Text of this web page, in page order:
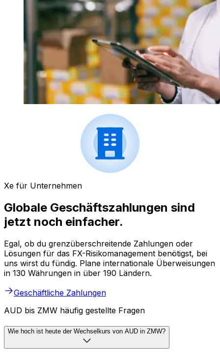
Xe für Unternehmen
Globale Geschäftszahlungen sind
jetzt noch einfacher.
Egal, ob du grenzüberschreitende Zahlungen oder
Lösungen für das FX-Risikomanagement benötigst, bei
uns wirst du fündig. Plane internationale Überweisungen
in 130 Währungen in über 190 Ländern.
Geschäftliche Zahlungen
AUD bis ZMW häufig gestellte Fragen
Wie hoch ist heute der Wechselkurs von AUD in ZMW?